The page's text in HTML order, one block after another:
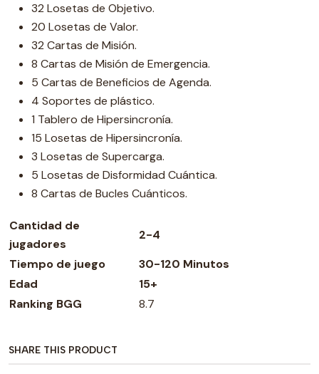
32 Losetas de Objetivo.
20 Losetas de Valor.
32 Cartas de Misión.
8 Cartas de Misión de Emergencia.
5 Cartas de Beneficios de Agenda.
4 Soportes de plástico.
1 Tablero de Hipersincronía.
15 Losetas de Hipersincronía.
3 Losetas de Supercarga.
5 Losetas de Disformidad Cuántica.
8 Cartas de Bucles Cuánticos.
Cantidad de
jugadores
2-4
Tiempo de juego
30-120 Minutos
Edad
15+
Ranking BGG
8.7
SHARE THIS PRODUCT